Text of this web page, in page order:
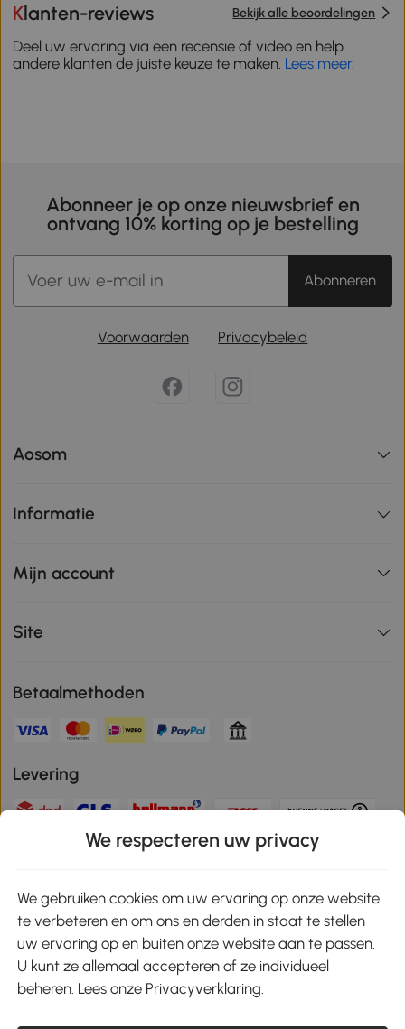
Klanten-reviews Bekijk alle beoordelingen
Deel uw ervaring via een recensie of video en help
andere klanten de juiste keuze te maken. Lees meer.
Abonneer je op onze nieuwsbrief en
ontvang 10% korting op je bestelling
Abonneren
Voorwaarden Privacybeleid
Aosom
Informatie
Mijn account
Site
Betaalmethoden
Levering
Veilige betaling
Download de app en ontvang 10% korting!
Google Play
We respecteren uw privacy
We gebruiken cookies om uw ervaring op onze website
te verbeteren en om ons en derden in staat te stellen
uw ervaring op en buiten onze website aan te passen.
U kunt ze allemaal accepteren of ze individueel
beheren. Lees onze Privacyverklaring.